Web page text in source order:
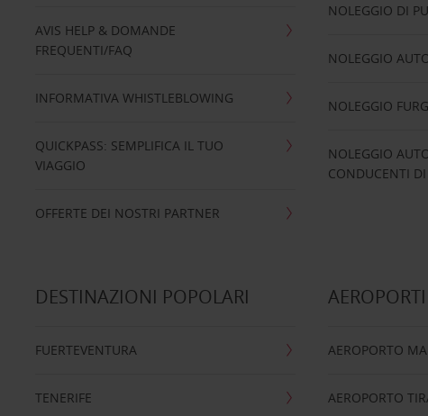
AVIS HELP & DOMANDE
FREQUENTI/FAQ
INFORMATIVA WHISTLEBLOWING
QUICKPASS: SEMPLIFICA IL TUO
VIAGGIO
OFFERTE DEI NOSTRI PARTNER
NOLEGGIO DI
NOLEGGIO
NOLEGGIO
NOLEGGIO
CONDUCENTI
DESTINAZIONI POPOLARI
FUERTEVENTURA
TENERIFE
AEROPORTO
AEROPORTO